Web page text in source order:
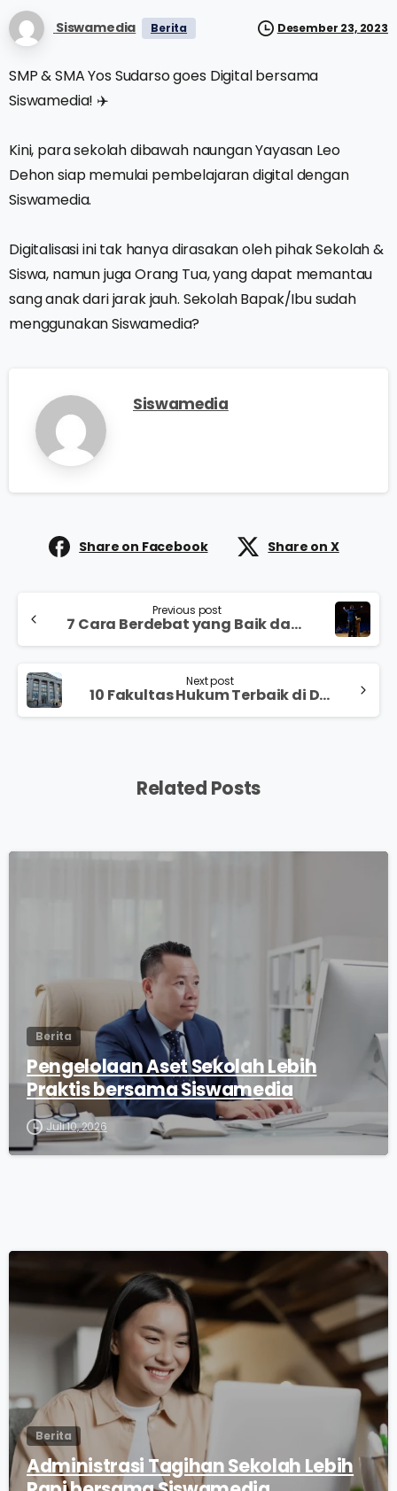
Siswamedia Berita Desember 23, 2023
SMP & SMA Yos Sudarso goes Digital bersama
Siswamedia! ✈️
Kini, para sekolah dibawah naungan Yayasan Leo
Dehon siap memulai pembelajaran digital dengan
Siswamedia.
Digitalisasi ini tak hanya dirasakan oleh pihak Sekolah &
Siswa, namun juga Orang Tua, yang dapat memantau
sang anak dari jarak jauh. Sekolah Bapak/Ibu sudah
menggunakan Siswamedia?
Siswamedia
Share on Facebook Share on X
Previous post
7 Cara Berdebat yang Baik dan Benar
Next post
10 Fakultas Hukum Terbaik di Dunia, Ada Universitas Impianmu?
Related Posts
Berita
Pengelolaan Aset Sekolah Lebih
Praktis bersama Siswamedia
Juli 10, 2026
Berita
Administrasi Tagihan Sekolah Lebih